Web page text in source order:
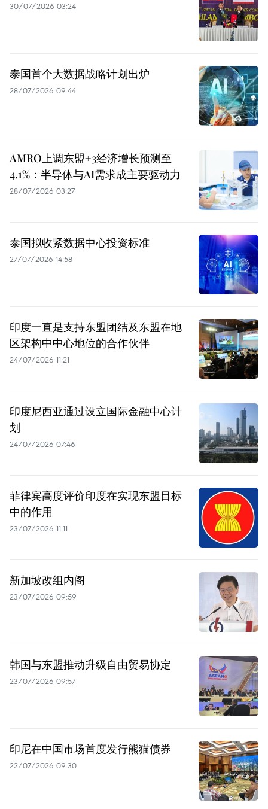
30/07/2026 03:24
泰国首个大数据战略计划出炉
28/07/2026 09:44
AMRO上调东盟+3经济增长预测至
4.1%：半导体与AI需求成主要驱动力
28/07/2026 03:27
泰国拟收紧数据中心投资标准
27/07/2026 14:58
印度一直是支持东盟团结及东盟在地
区架构中中心地位的合作伙伴
24/07/2026 11:21
印度尼西亚通过设立国际金融中心计
划
24/07/2026 07:46
菲律宾高度评价印度在实现东盟目标
中的作用
23/07/2026 11:11
新加坡改组内阁
23/07/2026 09:59
韩国与东盟推动升级自由贸易协定
23/07/2026 09:57
印尼在中国市场首度发行熊猫债券
22/07/2026 09:30